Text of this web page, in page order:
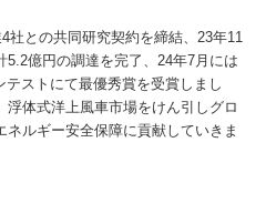
社との共同研究契約を締結、23年11
5.2億円の調達を完了、24年7月には
ストにて最優秀賞を受賞しまし
体式洋上風車市場をけん引しグロ
ルギー安全保障に貢献していきま